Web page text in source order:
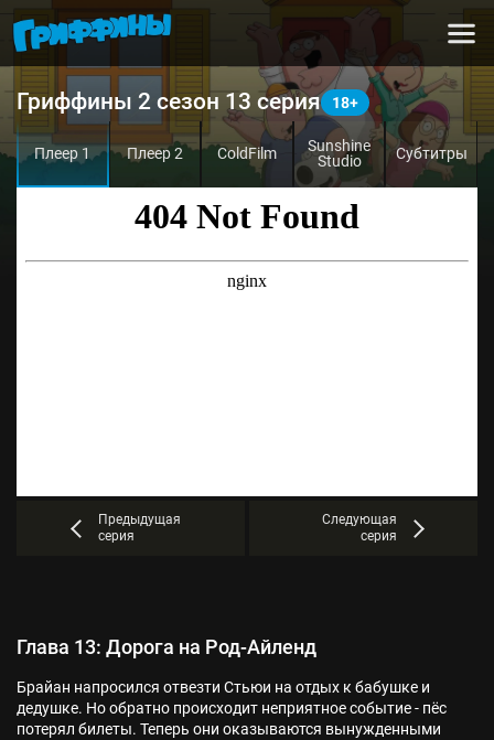
Гриффины 2 сезон 13 серия
Плеер 1 Плеер 2 ColdFilm
Sunshine
Studio
Субтитры
Предыдущая
серия
Следующая
серия
Глава 13: Дорога на Род-Айленд
Брайан напросился отвезти Стьюи на отдых к бабушке и
дедушке. Но обратно происходит неприятное событие - пёс
потерял билеты. Теперь они оказываются вынужденными